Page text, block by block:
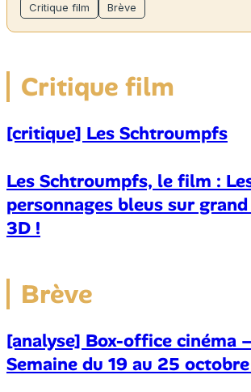
Critique film Brève
Critique film
[critique] Les Schtroumpfs
Les Schtroumpfs, le film :
personnages bleus sur
3D !
Brève
[analyse] Box-office cinéma
Semaine du 19 au 25